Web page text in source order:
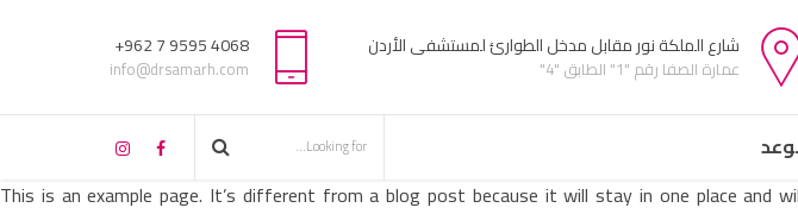
شارع الملكة نور مقابل مدخل الطوارئ لمستشفى الأردن
عمارة الصفا رقم "1" الطابق "4"
4068 9595 7 962+
info@drsamarh.com
This is an example page. It’s different from a blog post because it will stay in one place